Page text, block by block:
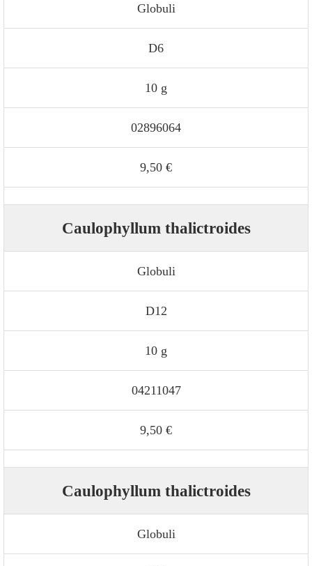
Globuli
D6
10 g
02896064
9,50 €
Caulophyllum thalictroides
Globuli
D12
10 g
04211047
9,50 €
Caulophyllum thalictroides
Globuli